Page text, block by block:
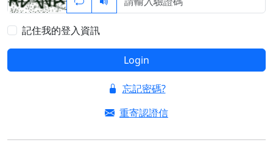
記住我的登入資訊
Login
忘記密碼?
重寄認證信